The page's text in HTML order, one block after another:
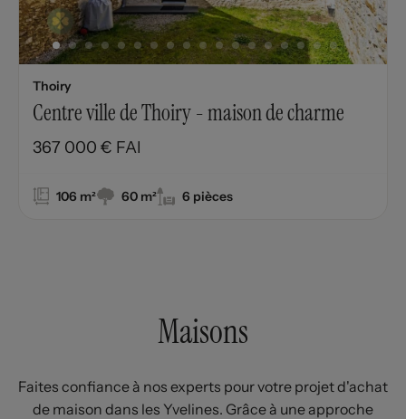
Thoiry
Centre ville de Thoiry - maison de charme
367 000 € FAI
106 m² 60 m² 6 pièces
Maisons
Faites confiance à nos experts pour votre projet d'achat
de maison dans les Yvelines. Grâce à une approche